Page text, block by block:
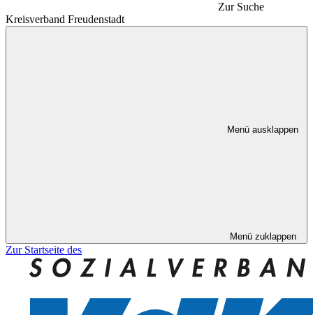
Zur Suche
Kreisverband Freudenstadt
Menü ausklappen
Menü zuklappen
Zur Startseite des